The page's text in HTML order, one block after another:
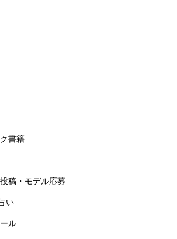
書籍
稿・モデル応募
い
ル